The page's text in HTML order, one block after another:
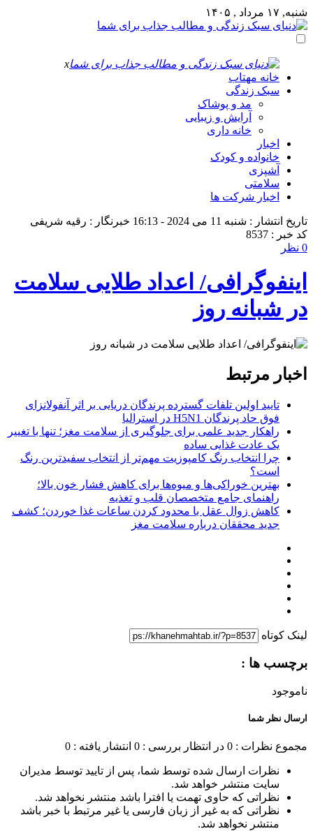
شنبه, ۱۷ مرداد , ۱۴۰۵
x
خانه مهتاب
سبک زندگی
مد و پوشاک
آرایش و زیبایی
خانه داری
اخبار
خانواده و کودک
آشپزی
سلامتی
اخبار شرکت ها
تاریخ انتشار : شنبه 11 می 2024 - 16:13
خبرنگار : رقیه شریفی
کد خبر : 8537
0 نظر
اینفوگرافی/ اعداد طلایی سلامت
در شبانه روز
اخبار مرتبط
تایید اولین تلفات گسترده پرندگان دریایی بر اثر آنفولانزای
فوق حاد پرندگان H5N1 در استرالیا
راهکار جدید علمی برای جلوگیری از سلامت مغز؛ تنها با تغییر
یک عادت غذایی ساده
چرا انتخاب رنگ کامپوزیت مهم‌تر از انتخاب سفیدترین رنگ
است؟
بهترین خوراکی‌ها و میوه‌ها برای کاهش فشار خون بالا؛
راهنمای جامع متخصصان قلب و تغذیه
کاهش زوال عقل با محدود کردن ساعات غذا خوردن؛ کشف
جدید محققان درباره سلامت مغز
لینک کوتاه
برچسب ها :
ناموجود
ارسال نظر شما
مجموع نظرات : 0 در انتظار بررسی : 0 انتشار یافته : 0
نظرات ارسال شده توسط شما، پس از تایید توسط مدیران
سایت منتشر خواهد شد.
نظراتی که حاوی تهمت یا افترا باشد منتشر نخواهد شد.
نظراتی که به غیر از زبان فارسی یا غیر مرتبط با خبر باشد
منتشر نخواهد شد.